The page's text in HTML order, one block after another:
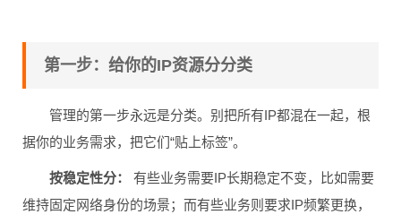
第一步：给你的IP资源分分类
管理的第一步永远是分类。别把所有IP都混在一起，根
据你的业务需求，把它们“贴上标签”。
按稳定性分：
有些业务需要IP长期稳定不变，比如需要
维持固定网络身份的场景；而有些业务则要求IP频繁更换，